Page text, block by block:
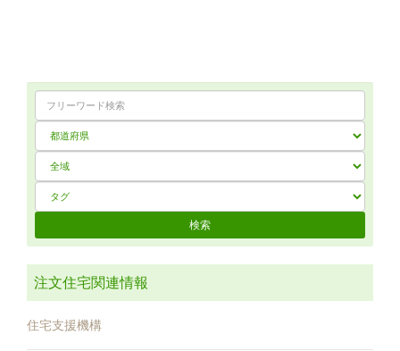
注文住宅関連情報
住宅支援機構